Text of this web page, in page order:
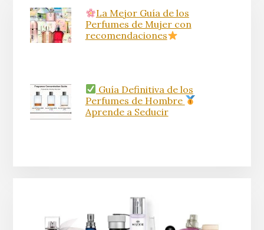
La Mejor Guía de los
Perfumes de Mujer con
recomendaciones
Guía Definitiva de los
Perfumes de Hombre
Aprende a Seducir